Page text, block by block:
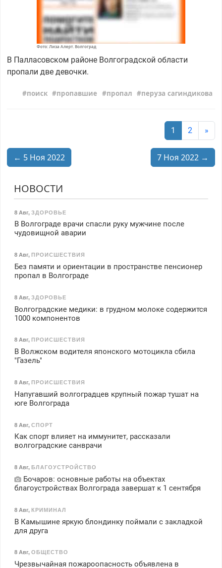
Фото: Лиза Алерт. Волгоград
В Палласовском районе Волгоградской области
пропали две девочки.
поиск пропавшие пропал перуза сагиндикова
1 2 »
← 5 Ноя 2022 7 Ноя 2022 →
НОВОСТИ
8 Авг, ЗДОРОВЬЕ
В Волгограде врачи спасли руку мужчине после
чудовищной аварии
8 Авг, ПРОИСШЕСТВИЯ
Без памяти и ориентации в пространстве пенсионер
пропал в Волгограде
8 Авг, ЗДОРОВЬЕ
Волгоградские медики: в грудном молоке содержится
1000 компонентов
8 Авг, ПРОИСШЕСТВИЯ
В Волжском водителя японского мотоцикла сбила
"Газель"
8 Авг, ПРОИСШЕСТВИЯ
Напугавший волгоградцев крупный пожар тушат на
юге Волгограда
8 Авг, СПОРТ
Как спорт влияет на иммунитет, рассказали
волгоградские санврачи
8 Авг, БЛАГОУСТРОЙСТВО
Бочаров: основные работы на объектах
благоустройствах Волгограда завершат к 1 сентября
8 Авг, КРИМИНАЛ
В Камышине яркую блондинку поймали с закладкой
для друга
8 Авг, ОБЩЕСТВО
Чрезвычайная пожароопасность объявлена в